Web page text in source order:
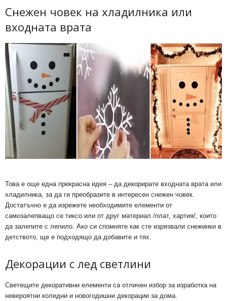
Снежен човек на хладилника или
входната врата
Това е още една прекрасна идея – да декорирате входната врата или
хладилника, за да ги преобразите в интересен снежен човек.
Достатъчно е да изрежете необходимите елементи от
самозалепващо се тиксо или от друг материал /плат, хартия/, които
да залепите с лепило. Ако си спомняте как сте изрязвали снежинки в
детството, ще е подходящо да добавите и тях.
Декорации с лед светлини
Светещите декоративни елементи са отличен избор за изработка на
невероятни коледни и новогодишни декорации за дома.